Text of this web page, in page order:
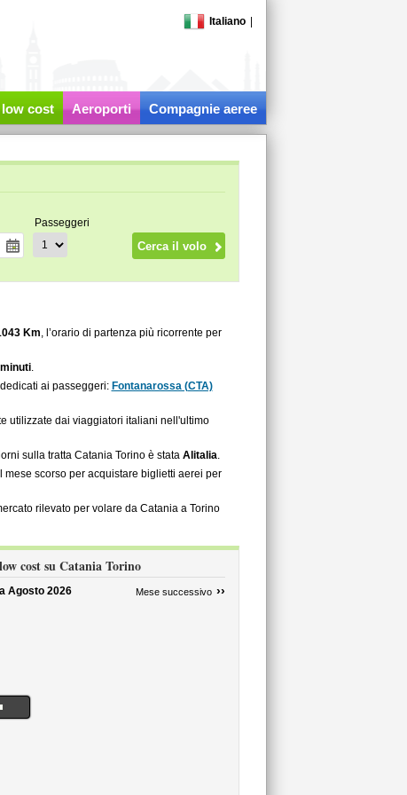
Italiano
cost Aeroporti Compagnie aeree
Passeggeri
Km, l’orario di partenza più ricorrente per
.
ai passeggeri: Fontanarossa (CTA)
utilizzate dai viaggiatori italiani nell'ultimo
sulla tratta Catania Torino è stata Alitalia.
scorso per acquistare biglietti aerei per
rilevato per volare da Catania a Torino
cost su Catania Torino
Agosto 2026 Mese successivo ››